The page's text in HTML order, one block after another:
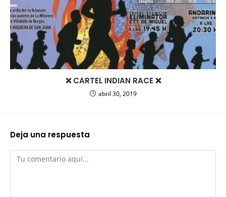
❌ CARTEL INDIAN RACE ❌
abril 30, 2019
Deja una respuesta